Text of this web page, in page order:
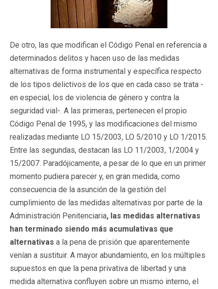
De otro, las que modifican el Código Penal en referencia a
determinados delitos y hacen uso de las medidas
alternativas de forma instrumental y específica respecto
de los tipos delictivos de los que en cada caso se trata -
en especial, los de violencia de género y contra la
seguridad vial-. A las primeras, pertenecen el propio
Código Penal de 1995, y las modificaciones del mismo
realizadas mediante LO 15/2003, LO 5/2010 y LO 1/2015.
Entre las segundas, destacan las LO 11/2003, 1/2004 y
15/2007. Paradójicamente, a pesar de lo que en un primer
momento pudiera parecer y, en gran medida, como
consecuencia de la asunción de la gestión del
cumplimiento de las medidas alternativas por parte de la
Administración Penitenciaria, las medidas alternativas
han terminado siendo más acumulativas que
alternativas a la pena de prisión que aparentemente
venían a sustituir. A mayor abundamiento, en los múltiples
supuestos en que la pena privativa de libertad y una
medida alternativa confluyen sobre un mismo interno, el